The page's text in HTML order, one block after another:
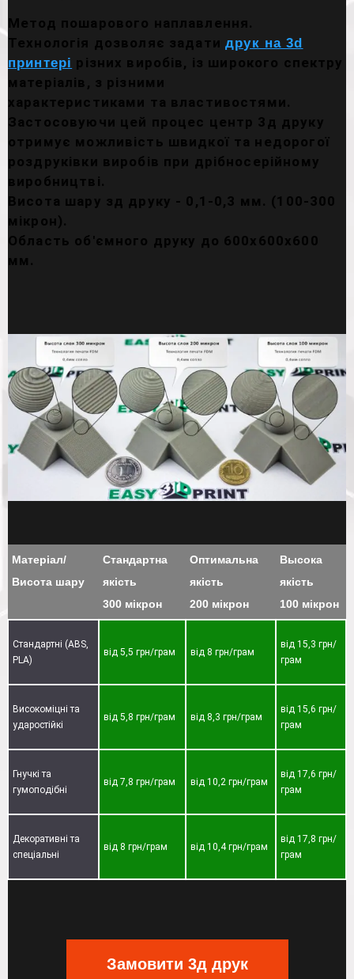
Метод пошарового наплавлення.
Технологія дозволяє задатидрук на 3d
принтері різних виробів, із широкого спектру
матеріалів, з різними
характеристиками та властивостями.
Застосовуючи цей процес центр 3д друку
отримує можливість швидкої та недорогої
роздруківки виробів при дрібносерійному
виробництві.
Висота шару зд друку - 0,1-0,3 мм. (100-300
мікрон).
Область об'ємного друку до 600х600х600
мм.
Матеріал/
Висота шару
Стандартна
якість
300 мікрон
Оптимальна
якість
200 мікрон
Высока
якість
100 мікрон
Стандартні (ABS,
PLA)
від 5,5 грн/грам від 8 грн/грам
від 15,3 грн/
грам
Високоміцні та
ударостійкі
від 5,8 грн/грам від 8,3 грн/грам
від 15,6 грн/
грам
Гнучкі та
гумоподібні
від 7,8 грн/грам від 10,2 грн/грам
від 17,6 грн/
грам
Декоративні та
спеціальні
від 8 грн/грам від 10,4 грн/грам
від 17,8 грн/
грам
Замовити 3д друк